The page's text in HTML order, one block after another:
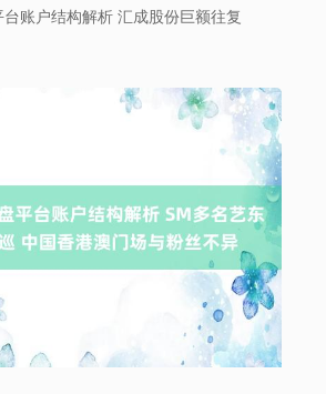
账户结构解析 汇成股份巨额往复
+1.02%